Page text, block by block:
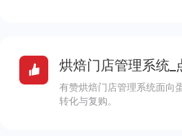
烘焙门店管理系统
有赞烘焙门店管理系统面向
转化与复购。